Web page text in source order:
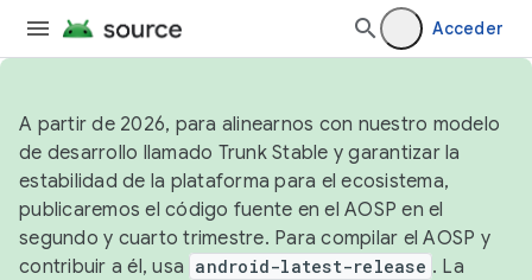
Acceder
A partir de 2026, para alinearnos con nuestro modelo
de desarrollo llamado Trunk Stable y garantizar la
estabilidad de la plataforma para el ecosistema,
publicaremos el código fuente en el AOSP en el
segundo y cuarto trimestre. Para compilar el AOSP y
contribuir a él, usa android-latest-release . La